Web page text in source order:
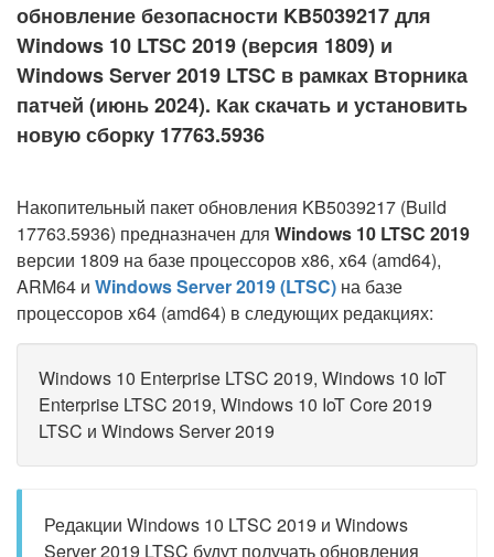
обновление безопасности KB5039217 для
Windows 10 LTSC 2019 (версия 1809) и
Windows Server 2019 LTSC в рамках Вторника
патчей (июнь 2024). Как скачать и установить
новую сборку 17763.5936
Накопительный пакет обновления KB5039217 (Build
17763.5936) предназначен для Windows 10 LTSC 2019
версии 1809 на базе процессоров x86, x64 (amd64),
ARM64 и Windows Server 2019 (LTSC) на базе
процессоров x64 (amd64) в следующих редакциях:
Windows 10 Enterprise LTSC 2019, Windows 10 IoT
Enterprise LTSC 2019, Windows 10 IoT Core 2019
LTSC и Windows Server 2019
Редакции Windows 10 LTSC 2019 и Windows
Server 2019 LTSC будут получать обновления